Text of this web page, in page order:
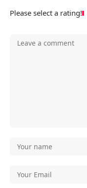
Please select a rating!